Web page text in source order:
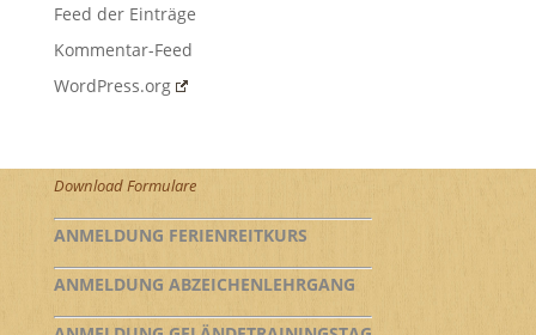
Feed der Einträge
Kommentar-Feed
WordPress.org
Download Formulare
ANMELDUNG FERIENREITKURS
ANMELDUNG ABZEICHENLEHRGANG